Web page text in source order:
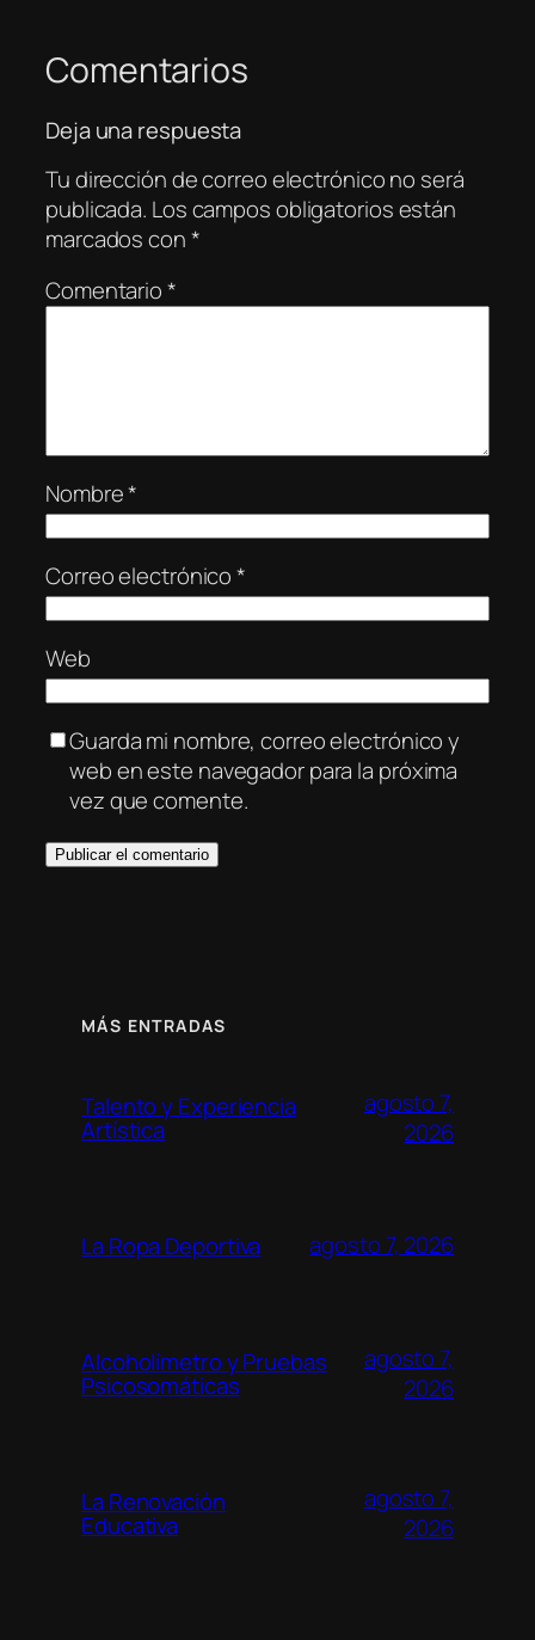
Comentarios
Deja una respuesta
Tu dirección de correo electrónico no será
publicada. Los campos obligatorios están
marcados con*
Comentario*
Nombre*
Correo electrónico*
Web
Guarda mi nombre, correo electrónico y
web en este navegador para la próxima
vez que comente.
MÁS ENTRADAS
Talento y Experiencia
Artística
agosto 7,
2026
La Ropa Deportiva agosto 7, 2026
Alcoholímetro y Pruebas
Psicosomáticas
agosto 7,
2026
La Renovación
Educativa
agosto 7,
2026